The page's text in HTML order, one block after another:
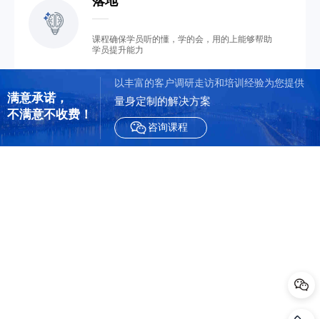
课程确保学员听的懂，学的会，用的上能够帮助
学员提升能力
满意承诺，
不满意不收费！
以丰富的客户调研走访和培训经验为您提供
量身定制的解决方案
咨询课程